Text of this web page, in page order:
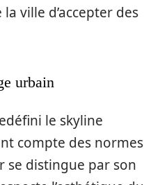
ville d’accepter des
urbain
le skyline
compte des normes
se distingue par son